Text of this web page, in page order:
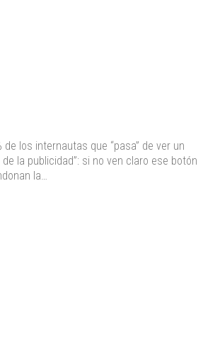
los internautas que “pasa” de ver un
la publicidad”: si no ven claro ese botón
la…